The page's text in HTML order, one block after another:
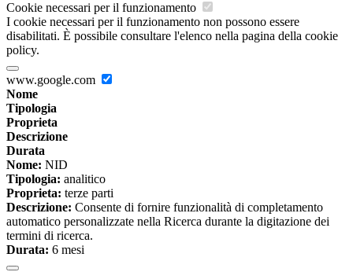
Cookie necessari per il funzionamento
I cookie necessari per il funzionamento non possono essere
disabilitati. È possibile consultare l'elenco nella pagina della cookie
policy.
www.google.com
Nome
Tipologia
Proprieta
Descrizione
Durata
Nome: NID
Tipologia: analitico
Proprieta: terze parti
Descrizione: Consente di fornire funzionalità di completamento
automatico personalizzate nella Ricerca durante la digitazione dei
termini di ricerca.
Durata: 6 mesi